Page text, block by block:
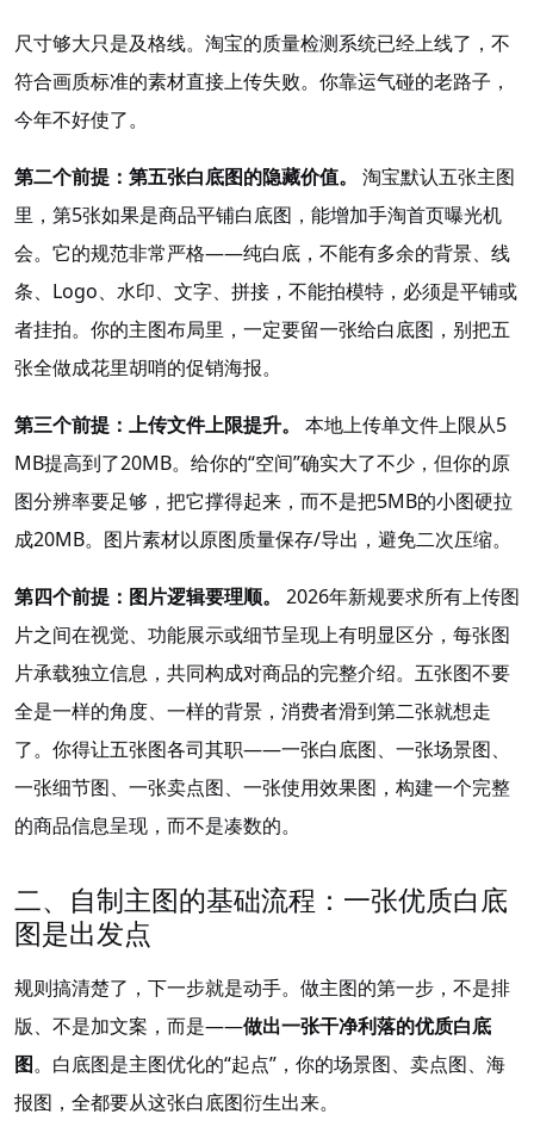
尺寸够大只是及格线。淘宝的质量检测系统已经上线了，不
符合画质标准的素材直接上传失败。你靠运气碰的老路子，
今年不好使了。
第二个前提：第五张白底图的隐藏价值。
淘宝默认五张主图
里，第5张如果是商品平铺白底图，能增加手淘首页曝光机
会。它的规范非常严格——纯白底，不能有多余的背景、线
条、Logo、水印、文字、拼接，不能拍模特，必须是平铺或
者挂拍。你的主图布局里，一定要留一张给白底图，别把五
张全做成花里胡哨的促销海报。
第三个前提：上传文件上限提升。
本地上传单文件上限从5
MB提高到了20MB。给你的“空间”确实大了不少，但你的原
图分辨率要足够，把它撑得起来，而不是把5MB的小图硬拉
成20MB。图片素材以原图质量保存/导出，避免二次压缩。
第四个前提：图片逻辑要理顺。
2026年新规要求所有上传图
片之间在视觉、功能展示或细节呈现上有明显区分，每张图
片承载独立信息，共同构成对商品的完整介绍。五张图不要
全是一样的角度、一样的背景，消费者滑到第二张就想走
了。你得让五张图各司其职——一张白底图、一张场景图、
一张细节图、一张卖点图、一张使用效果图，构建一个完整
的商品信息呈现，而不是凑数的。
二、自制主图的基础流程：一张优质白底
图是出发点
规则搞清楚了，下一步就是动手。做主图的第一步，不是排
版、不是加文案，而是——做出一张干净利落的优质白底
图。白底图是主图优化的“起点”，你的场景图、卖点图、海
报图，全都要从这张白底图衍生出来。